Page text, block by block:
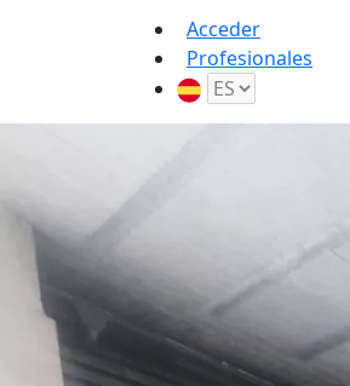
Acceder
Profesionales